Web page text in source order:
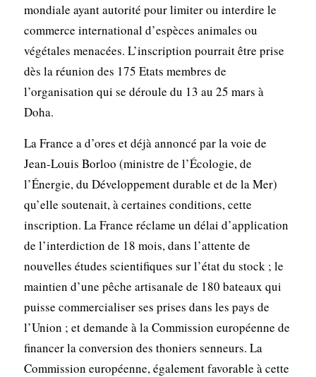
mondiale ayant autorité pour limiter ou interdire le
commerce international d’espèces animales ou
végétales menacées. L’inscription pourrait être prise
dès la réunion des 175 Etats membres de
l’organisation qui se déroule du 13 au 25 mars à
Doha.
La France a d’ores et déjà annoncé par la voie de
Jean-Louis Borloo (ministre de l’Écologie, de
l’Énergie, du Développement durable et de la Mer)
qu’elle soutenait, à certaines conditions, cette
inscription. La France réclame un délai d’application
de l’interdiction de 18 mois, dans l’attente de
nouvelles études scientifiques sur l’état du stock ; le
maintien d’une pêche artisanale de 180 bateaux qui
puisse commercialiser ses prises dans les pays de
l’Union ; et demande à la Commission européenne de
financer la conversion des thoniers senneurs. La
Commission européenne, également favorable à cette